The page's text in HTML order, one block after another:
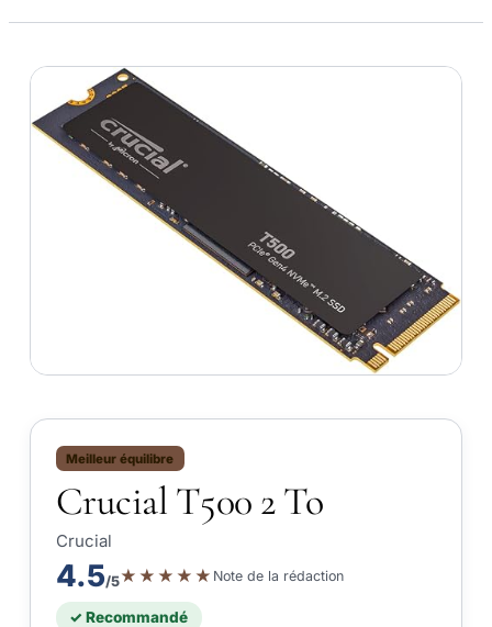
Meilleur équilibre
Crucial T500 2 To
Crucial
4.5/5★★★★★ Note de la rédaction
✓ Recommandé